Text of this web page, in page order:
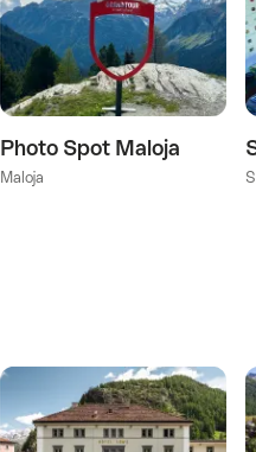
Photo Spot Maloja
Maloja